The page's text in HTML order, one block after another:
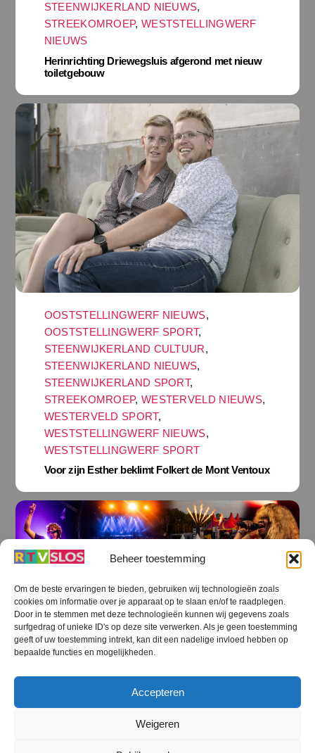
Beheer toestemming
Om de beste ervaringen te bieden, gebruiken wij technologieën zoals
cookies om informatie over je apparaat op te slaan en/of te raadplegen.
Door in te stemmen met deze technologieën kunnen wij gegevens zoals
surfgedrag of unieke ID's op deze site verwerken. Als je geen toestemming
geeft of uw toestemming intrekt, kan dit een nadelige invloed hebben op
bepaalde functies en mogelijkheden.
Accepteren
Weigeren
STEENWIJKERLAND NIEUWS,
STREEKOMROEP, WESTSTELLINGWERF
NIEUWS
Herinrichting Driewegsluis afgerond met nieuw
toiletgebouw
OOSTSTELLINGWERF NIEUWS,
OOSTSTELLINGWERF SPORT,
STEENWIJKERLAND CULTUUR,
STEENWIJKERLAND NIEUWS,
STEENWIJKERLAND SPORT,
STREEKOMROEP, WESTERVELD NIEUWS,
WESTERVELD SPORT,
WESTSTELLINGWERF NIEUWS,
WESTSTELLINGWERF SPORT
Voor zijn Esther beklimt Folkert de Mont Ventoux
STEENWIJKERLAND NIEUWS
WESTSTELLINGWERF NIEUWS